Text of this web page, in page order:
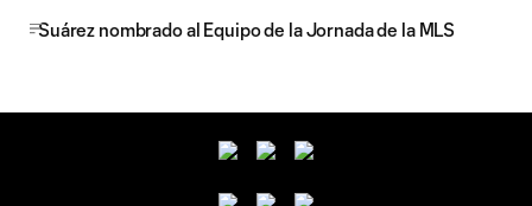
Suárez nombrado al Equipo de la Jornada de la MLS